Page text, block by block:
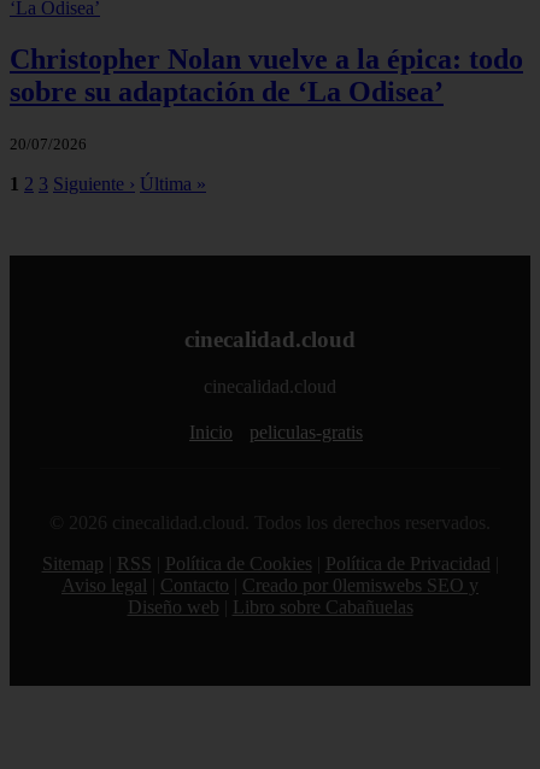
Christopher Nolan vuelve a la épica: todo
sobre su adaptación de ‘La Odisea’
20/07/2026
1 2 3 Siguiente › Última »
cinecalidad.cloud
cinecalidad.cloud
Inicio peliculas-gratis
© 2026 cinecalidad.cloud. Todos los derechos reservados.
Sitemap
RSS Política de Cookies Política de Privacidad
Aviso legal
Contacto
Creado por 0lemiswebs SEO y
Diseño web
Libro sobre Cabañuelas